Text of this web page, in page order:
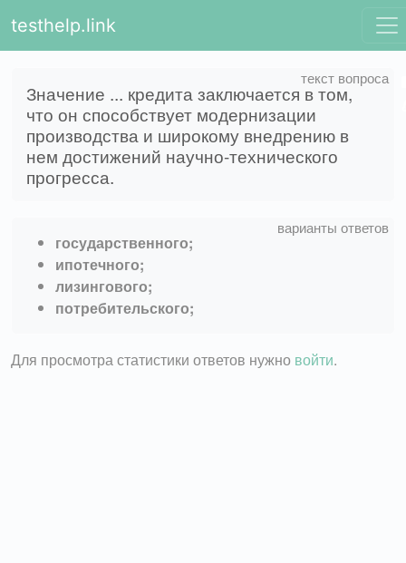
testhelp.link
Значение ... кредита заключается в том,
что он способствует модернизации
производства и широкому внедрению в
нем достижений научно-технического
прогресса.
государственного;
ипотечного;
лизингового;
потребительского;
Для просмотра статистики ответов нужно войти.